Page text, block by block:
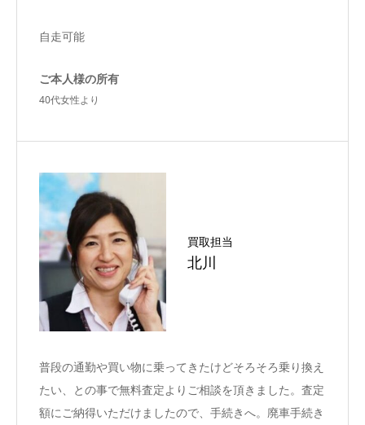
自走可能
ご本人様の所有
40代女性より
買取担当
北川
普段の通勤や買い物に乗ってきたけどそろそろ乗り換え
たい、との事で無料査定よりご相談を頂きました。査定
額にご納得いただけましたので、手続きへ。廃車手続き